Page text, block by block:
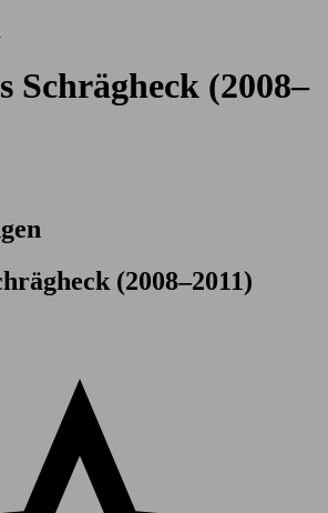
Schrägheck (2008–
(2008–2011)